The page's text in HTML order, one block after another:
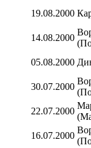
19.08.2000
14.08.2000
05.08.2000
30.07.2000
22.07.2000
16.07.2000